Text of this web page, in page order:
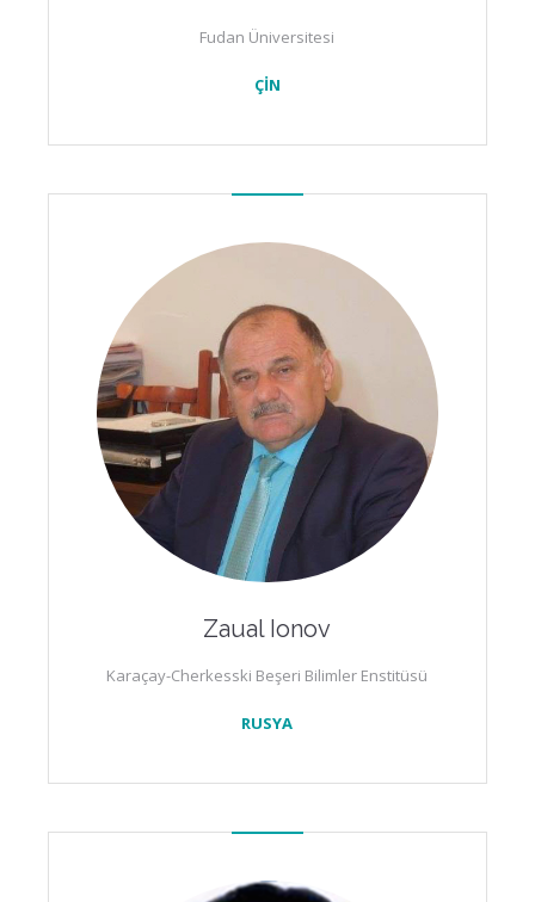
Fudan Üniversitesi
ÇİN
Zaual Ionov
Karaçay-Cherkesski Beşeri Bilimler Enstitüsü
RUSYA